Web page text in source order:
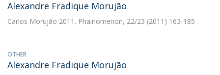
Alexandre Fradique Morujão
Carlos Morujão 2011. Phainomenon, 22/23 (2011) 163-185
OTHER
Alexandre Fradique Morujão